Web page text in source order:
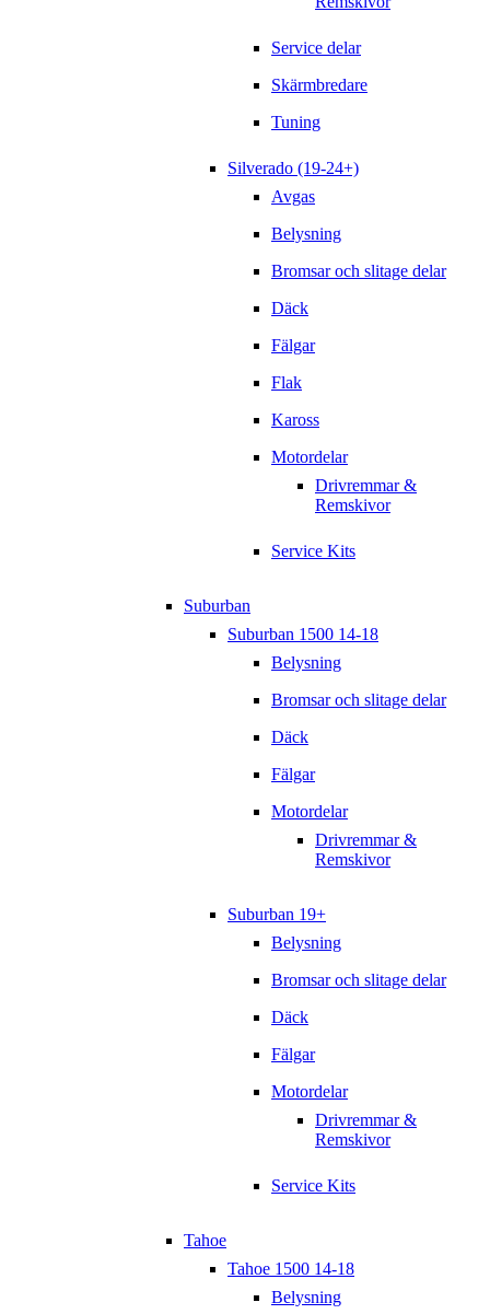
Service delar
Skärmbredare
Tuning
Silverado (19-24+)
Avgas
Belysning
Bromsar och slitage delar
Däck
Fälgar
Flak
Kaross
Motordelar
Drivremmar &
Remskivor
Service Kits
Suburban
Suburban 1500 14-18
Belysning
Bromsar och slitage delar
Däck
Fälgar
Motordelar
Drivremmar &
Remskivor
Suburban 19+
Belysning
Bromsar och slitage delar
Däck
Fälgar
Motordelar
Drivremmar &
Remskivor
Service Kits
Tahoe
Tahoe 1500 14-18
Belysning